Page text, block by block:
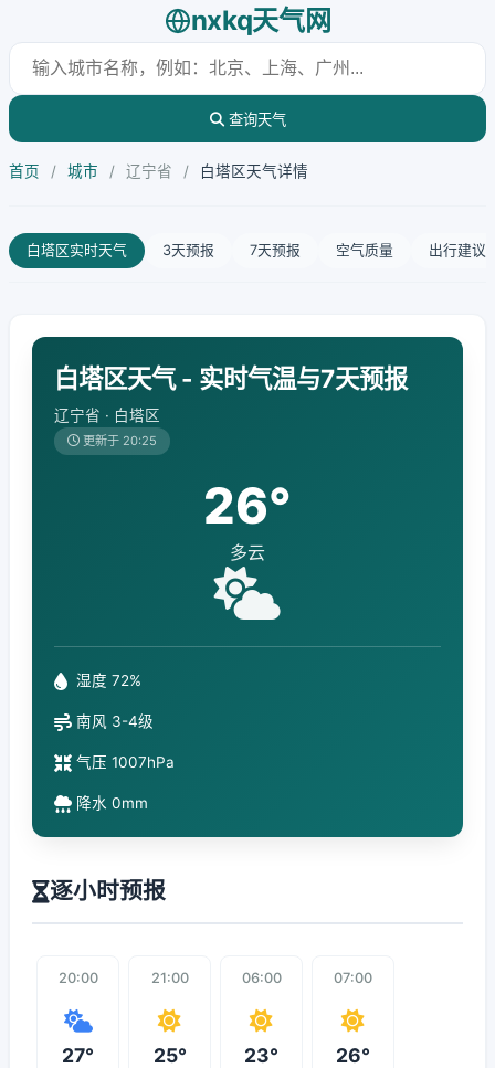
nxkq天气网
查询天气
首页 / 城市 / 辽宁省 / 白塔区天气详情
白塔区实时天气 3天预报 7天预报 空气质量 出行建议
白塔区天气 - 实时气温与7天预报
辽宁省 · 白塔区
更新于 20:25
26°
多云
湿度 72%
南风 3-4级
气压 1007hPa
降水 0mm
逐小时预报
20:00
27°
21:00
25°
06:00
23°
07:00
26°